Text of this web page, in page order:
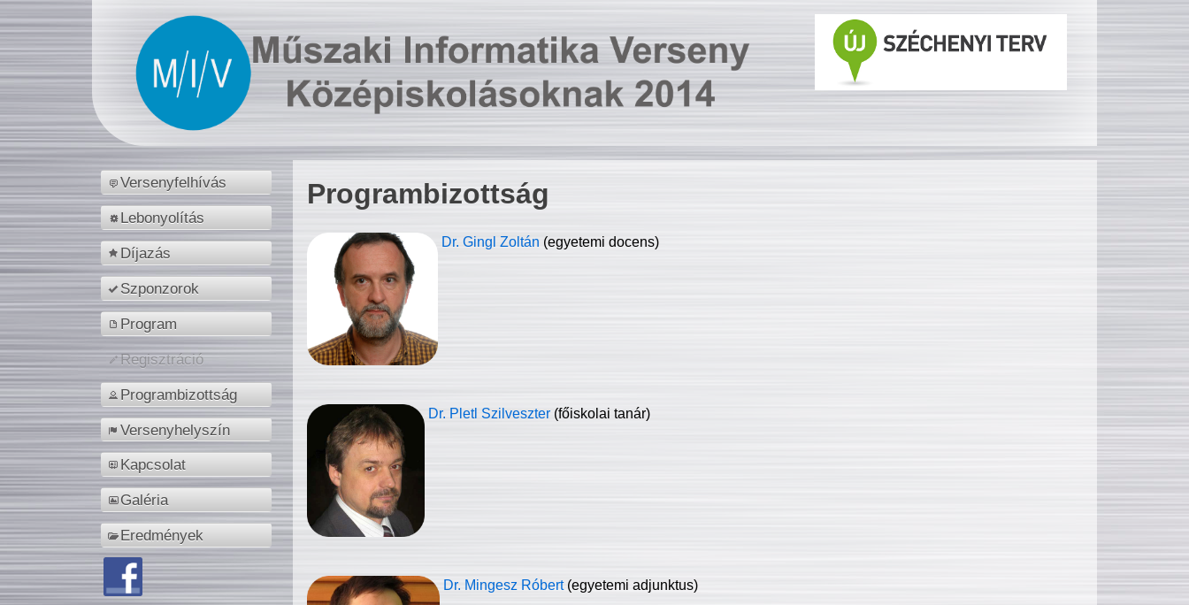
Versenyfelhívás
Lebonyolítás
Díjazás
Szponzorok
Program
Regisztráció
Programbizottság
Versenyhelyszín
Kapcsolat
Galéria
Eredmények
Programbizottság
Dr. Gingl Zoltán (egyetemi docens)
Dr. Pletl Szilveszter (főiskolai tanár)
Dr. Mingesz Róbert (egyetemi adjunktus)